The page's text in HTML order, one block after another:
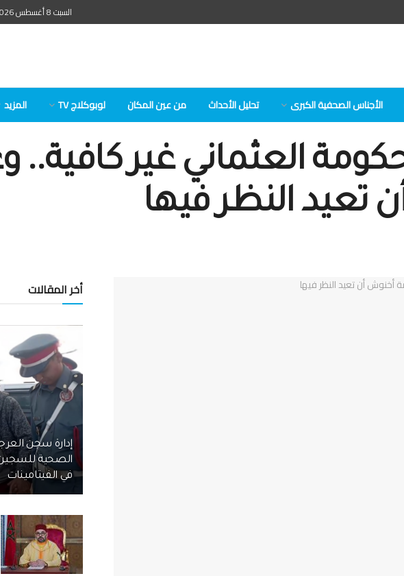
السبت 8 أغسطس 2026
الأجناس الصحفية الكبرى تحلیل الأحداث من عين المكان لوبوكلاج TV المزيد
العثماني غير كافية..
النظر فيها
أخر المقالات
الصحية
في الفيتامينات